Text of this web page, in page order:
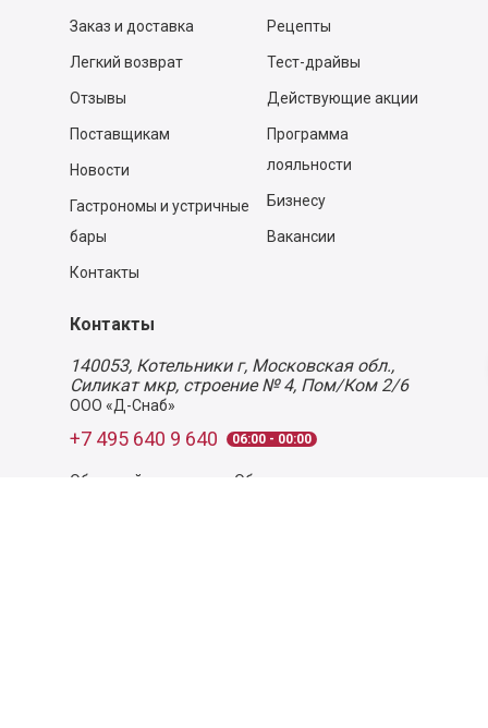
Заказ и доставка
Легкий возврат
Отзывы
Поставщикам
Новости
Гастрономы и устричные
бары
Контакты
Рецепты
Тест-драйвы
Действующие акции
Программа
лояльности
Бизнесу
Вакансии
Контакты
140053, Котельники г, Московская обл.,
Силикат мкр, строение № 4, Пом/Ком 2/6
ООО «Д-Снаб»
+7 495 640 9 640 06:00 - 00:00
Обратный звонок Обратная связь